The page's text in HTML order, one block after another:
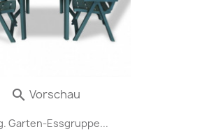
Garten-Essgruppe...
 Vorschau